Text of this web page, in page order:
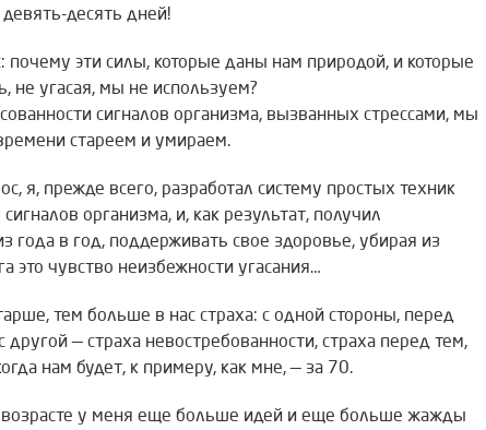
десять дней!
почему эти силы, которые даны нам природой, и которые
не угасая, мы не используем?
сигналов организма, вызванных стрессами, мы
стареем и умираем.
я, прежде всего, разработал систему простых техник
организма, и, как результат, получил
года в год, поддерживать свое здоровье, убирая из
это чувство неизбежности угасания…
тем больше в нас страха: с одной стороны, перед
— страха невостребованности, страха перед тем,
нам будет, к примеру, как мне, — за 70.
возрасте у меня еще больше идей и еще больше жажды